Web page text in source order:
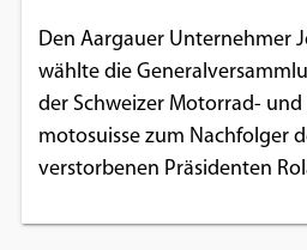
Den Aargauer Unternehmer
wählte die
der Schweizer Motorrad-
motosuisse zum Nachfolger
verstorbenen Präsidenten
Vimeo
Google Maps